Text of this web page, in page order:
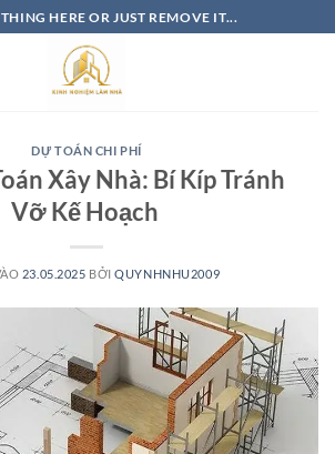
HERE OR JUST REMOVE IT...
DỰ TOÁN CHI PHÍ
Xây Nhà: Bí Kíp Tránh
Vỡ Kế Hoạch
23.05.2025 BỞIQUYNHNHU2009